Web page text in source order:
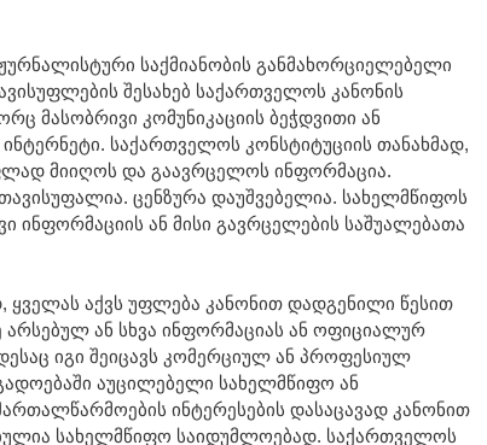
საქმიანობის განმახორციელებელი
შესახებ საქართველოს კანონის
მასობრივი კომუნიკაციის ბეჭდვითი ან
საქართველოს კონსტიტუციის თანახმად,
მიიღოს და გაავრცელოს ინფორმაცია.
ცენზურა დაუშვებელია. სახელმწიფოს
ინფორმაციის ან მისი გავრცელების საშუალებათა
ყველას აქვს უფლება კანონით დადგენილი წესით
არსებულ ან სხვა ინფორმაციას ან ოფიციალურ
იგი შეიცავს კომერციულ ან პროფესიულ
აუცილებელი სახელმწიფო ან
ინტერესების დასაცავად კანონით
სახელმწიფო საიდუმლოებად. საქართველოს